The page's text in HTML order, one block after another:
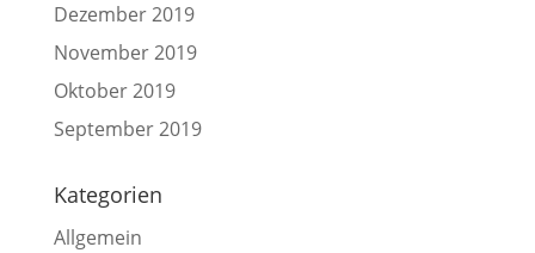
Dezember 2019
November 2019
Oktober 2019
September 2019
Kategorien
Allgemein